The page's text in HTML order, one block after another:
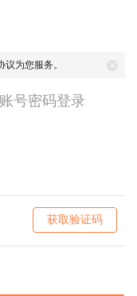
议为您服务。
账号密码登录
获取验证码